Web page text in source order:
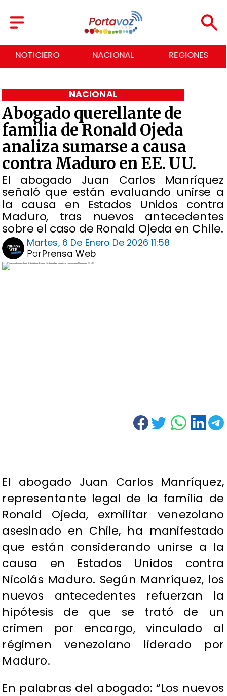
NACIONAL REGIONES ECONOMÍA
Abogado querellante de
familia de Ronald Ojeda
analiza sumarse a causa
contra Maduro en EE. UU.
El abogado Juan Carlos Manríquez
señaló que están evaluando unirse a
la causa en Estados Unidos contra
Maduro, tras nuevos antecedentes
sobre el caso de Ronald Ojeda en Chile.
NACIONAL
Martes, 6 De Enero De 2026 11:58
Prensa Web
Por
El abogado Juan Carlos Manríquez,
representante legal de la familia de
Ronald Ojeda, exmilitar venezolano
asesinado en Chile, ha manifestado
que están considerando unirse a la
causa en Estados Unidos contra
Nicolás Maduro. Según Manríquez, los
nuevos antecedentes refuerzan la
hipótesis de que se trató de un
crimen por encargo, vinculado al
régimen venezolano liderado por
Maduro.
En palabras del abogado: “Los nuevos